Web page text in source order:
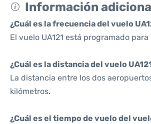
Información
¿Cuál es la frecuencia del vuelo
El vuelo UA121 está programado
¿Cuál es la distancia del vuelo
La distancia entre los dos
kilómetros.
¿Cuál es el tiempo de vuelo del